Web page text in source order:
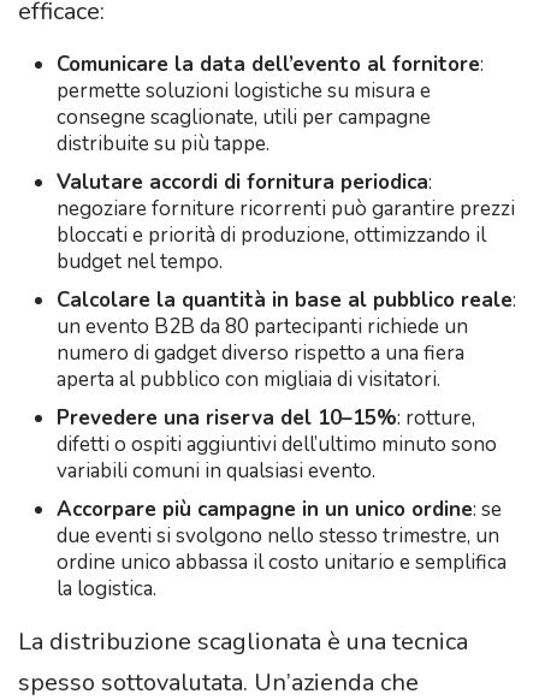
efficace:
Comunicare la data dell’evento al fornitore:
permette soluzioni logistiche su misura e
consegne scaglionate, utili per campagne
distribuite su più tappe.
Valutare accordi di fornitura periodica:
negoziare forniture ricorrenti può garantire prezzi
bloccati e priorità di produzione, ottimizzando il
budget nel tempo.
Calcolare la quantità in base al pubblico reale:
un evento B2B da 80 partecipanti richiede un
numero di gadget diverso rispetto a una fiera
aperta al pubblico con migliaia di visitatori.
Prevedere una riserva del 10–15%: rotture,
difetti o ospiti aggiuntivi dell’ultimo minuto sono
variabili comuni in qualsiasi evento.
Accorpare più campagne in un unico ordine: se
due eventi si svolgono nello stesso trimestre, un
ordine unico abbassa il costo unitario e semplifica
la logistica.
La distribuzione scaglionata è una tecnica
spesso sottovalutata. Un’azienda che